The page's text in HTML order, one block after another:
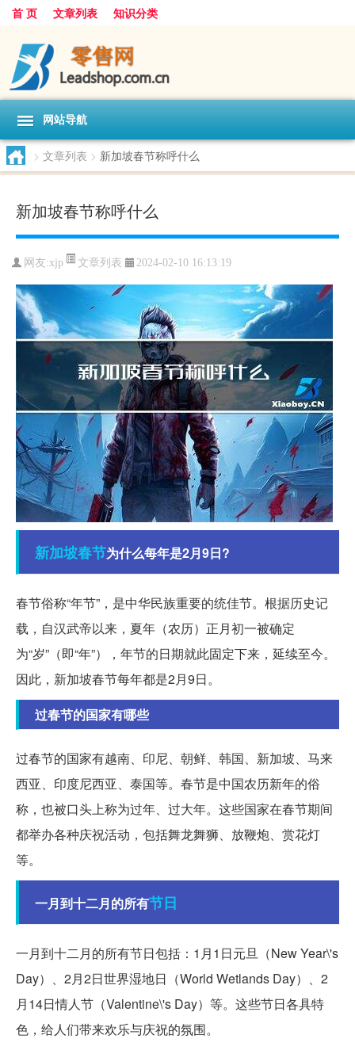
首 页 文章列表 知识分类
网站导航
> 文章列表 > 新加坡春节称呼什么
新加坡春节称呼什么
网友:xjp 文章列表 2024-02-10 16:13:19
新加坡春节为什么每年是2月9日?
春节俗称“年节”，是中华民族重要的统佳节。根据历史记
载，自汉武帝以来，夏年（农历）正月初一被确定
为“岁”（即“年”），年节的日期就此固定下来，延续至今。
因此，新加坡春节每年都是2月9日。
过春节的国家有哪些
过春节的国家有越南、印尼、朝鲜、韩国、新加坡、马来
西亚、印度尼西亚、泰国等。春节是中国农历新年的俗
称，也被口头上称为过年、过大年。这些国家在春节期间
都举办各种庆祝活动，包括舞龙舞狮、放鞭炮、赏花灯
等。
一月到十二月的所有节日
一月到十二月的所有节日包括：1月1日元旦（New Year\'s
Day）、2月2日世界湿地日（World Wetlands Day）、2
月14日情人节（Valentine\'s Day）等。这些节日各具特
色，给人们带来欢乐与庆祝的氛围。